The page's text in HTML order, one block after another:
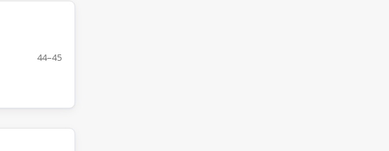
44–45